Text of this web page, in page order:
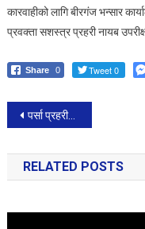
कारवाहीको लागि बीरगंज भन्सार
प्रवक्ता सशस्त्र प्रहरी नायब
Share 0 Tweet 0
Post
navigation
पर्सा प्रहरीद्वारा प्रतिबन्धित लागु औषध ईन्जेक्सन सहित एक जना ब्यक्ति पक्राउ ।
RELATED POSTS